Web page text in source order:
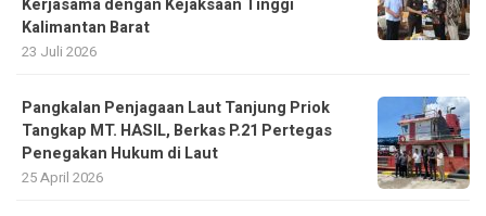
Kerjasama dengan Kejaksaan Tinggi
Kalimantan Barat
23 Juli 2026
Pangkalan Penjagaan Laut Tanjung Priok
Tangkap MT. HASIL, Berkas P.21 Pertegas
Penegakan Hukum di Laut
25 April 2026